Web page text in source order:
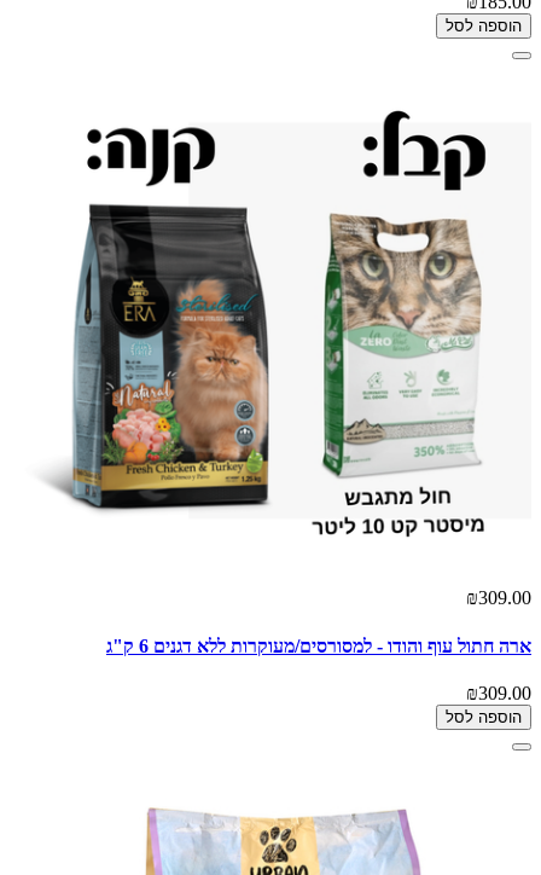
הוספה לסל
₪309.00
ארה חתול עוף והודו - למסורסים/מעוקרות ללא דגנים 6 ק"ג
₪309.00
הוספה לסל